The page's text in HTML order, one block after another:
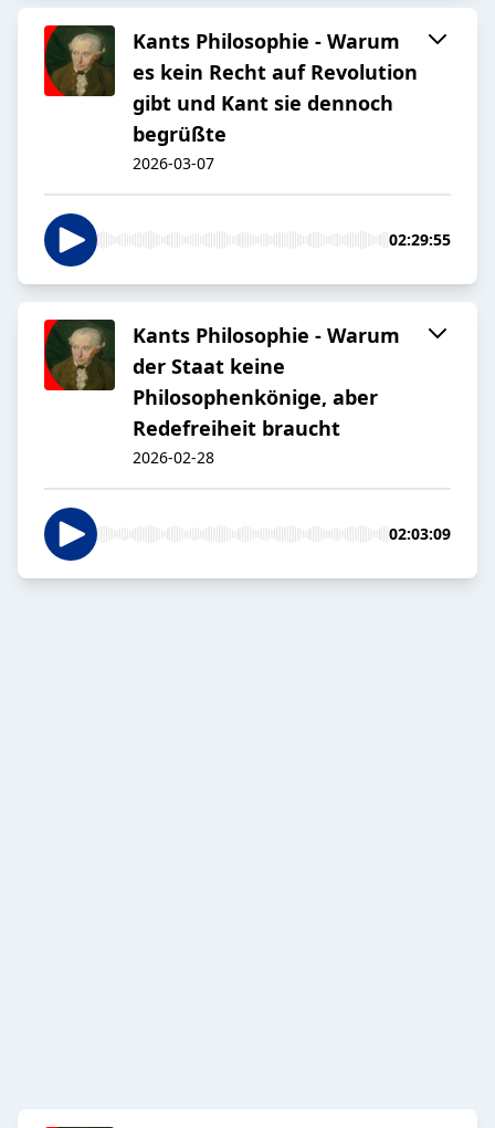
Kants Philosophie - Warum
es kein Recht auf Revolution
gibt und Kant sie dennoch
begrüßte
2026-03-07
02:29:55
Kants Philosophie - Warum
der Staat keine
Philosophenkönige, aber
Redefreiheit braucht
2026-02-28
02:03:09